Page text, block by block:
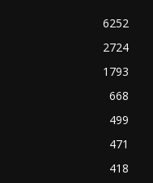
6252
2724
1793
668
499
471
418